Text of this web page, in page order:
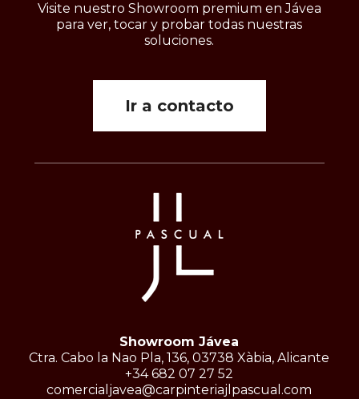
Visite nuestro Showroom premium en Jávea
para ver, tocar y probar todas nuestras
soluciones.
Ir a contacto
Showroom Jávea
Ctra. Cabo la Nao Pla, 136, 03738 Xàbia, Alicante
+34 682 07 27 52
comercialjavea@carpinteriajlpascual.com